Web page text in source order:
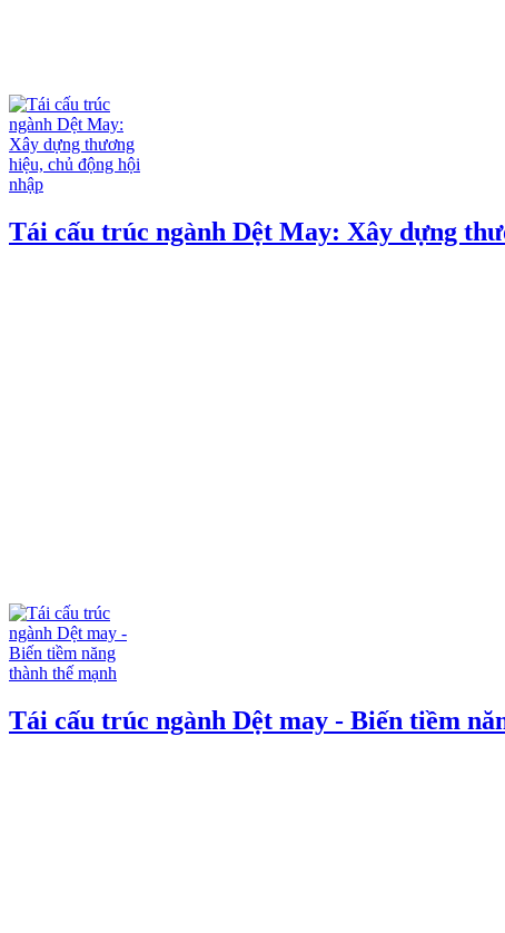
Tái cấu trúc ngành Dệt May: Xây dựng
Tái cấu trúc ngành Dệt may - Biến tiềm